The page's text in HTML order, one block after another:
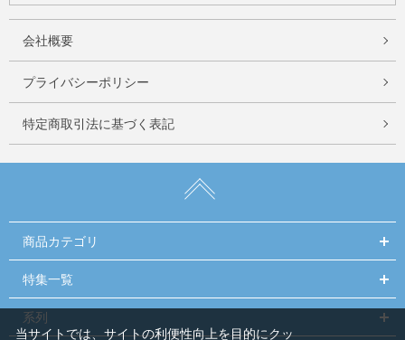
会社概要
プライバシーポリシー
特定商取引法に基づく表記
商品カテゴリ
特集一覧
系列
当サイトでは、サイトの利便性向上を目的にクッ